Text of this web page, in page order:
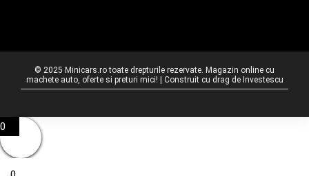
© 2025 Minicars.ro toate drepturile rezervate. Magazin online cu
machete auto, oferte si preturi mici! | Construit cu drag de Investescu
0